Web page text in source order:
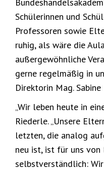
Schülerinnen und
Professoren sowie
ruhig, als wäre die
außergewöhnliche
gerne regelmäßig in
Direktorin Mag. Sabine
„Wir leben heute in
Riederle. „Unsere
letzten, die analog
neu ist, ist für uns von
selbstverständlich: